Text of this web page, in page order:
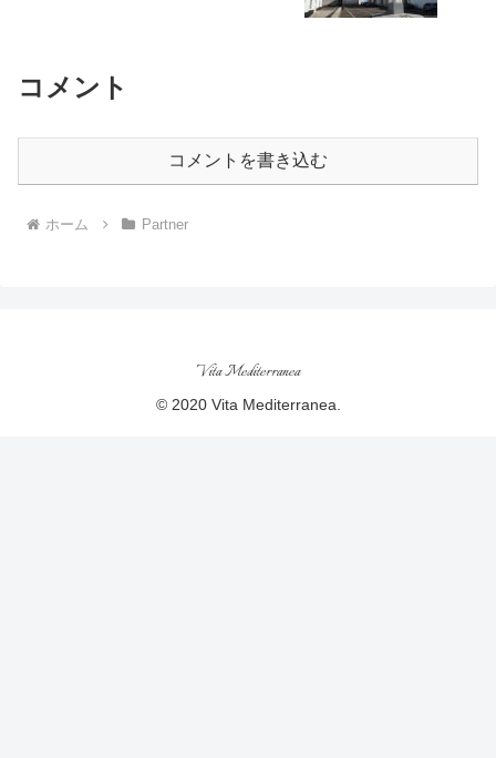
コメント
コメントを書き込む
ホーム Partner
Vita Mediterranea
© 2020 Vita Mediterranea.